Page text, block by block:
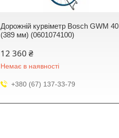
Дорожній курвіметр Bosch GWM 40
(389 мм) (0601074100)
12 360 ₴
Немає в наявності
+380 (67) 137-33-79